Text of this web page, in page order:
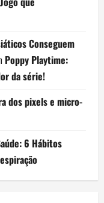
Conseguem
Poppy Playtime:
da série!
dos pixels e micro-
6 Hábitos